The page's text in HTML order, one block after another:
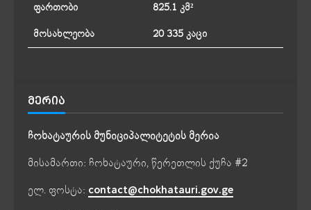
ფართობი
825.1 კმ²
მოსახლეობა
20 335 კაცი
ᲛᲔᲠᲘᲐ
ჩოხატაურის მუნიციპალიტეტის მერია
მისამართი: ჩოხატაური, წერეთლის ქუჩა #2
ელ. ფოსტა: contact@chokhatauri.gov.ge